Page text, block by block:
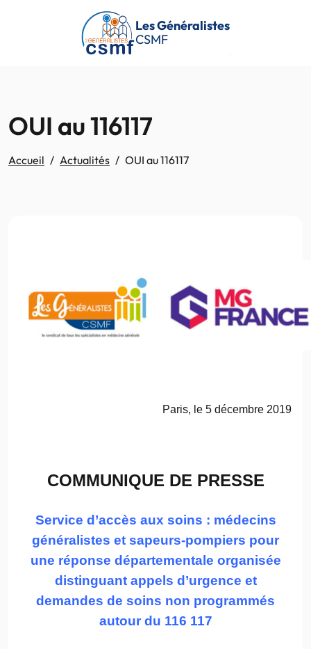
Passer au contenu principal
Les Généralistes
CSMF
OUI au 116117
Accueil Actualités OUI au 116117
Paris, le 5 décembre 2019
COMMUNIQUE DE PRESSE
Service d’accès aux soins : médecins
généralistes et sapeurs-pompiers pour
une réponse départementale organisée
distinguant appels d’urgence et
demandes de soins non programmés
autour du 116 117